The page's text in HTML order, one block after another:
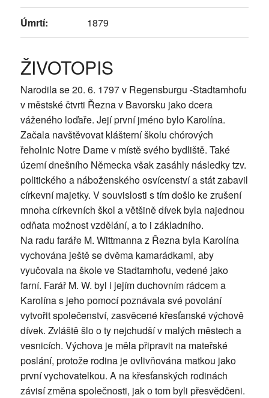
Úmrtí: 1879
ŽIVOTOPIS
Narodila se 20. 6. 1797 v Regensburgu -Stadtamhofu
v městské čtvrti Řezna v Bavorsku jako dcera
váženého loďaře. Její první jméno bylo Karolína.
Začala navštěvovat klášterní školu chórových
řeholnic Notre Dame v místě svého bydliště. Také
území dnešního Německa však zasáhly následky tzv.
politického a náboženského osvícenství a stát zabavil
církevní majetky. V souvislosti s tím došlo ke zrušení
mnoha církevních škol a většině dívek byla najednou
odňata možnost vzdělání, a to i základního.
Na radu faráře M. Wittmanna z Řezna byla Karolína
vychována ještě se dvěma kamarádkami, aby
vyučovala na škole ve Stadtamhofu, vedené jako
farní. Farář M. W. byl i jejím duchovním rádcem a
Karolína s jeho pomocí poznávala své povolání
vytvořit společenství, zasvěcené křesťanské výchově
dívek. Zvláště šlo o ty nejchudší v malých městech a
vesnicích. Výchova je měla připravit na mateřské
poslání, protože rodina je ovlivňována matkou jako
první vychovatelkou. A na křesťanských rodinách
závisí změna společnosti, jak o tom byli přesvědčeni.